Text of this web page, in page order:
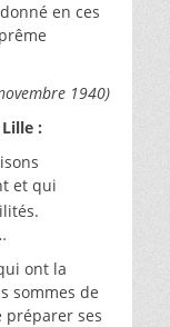
en ces
1940)
:
et qui
ont la
sommes de
préparer ses